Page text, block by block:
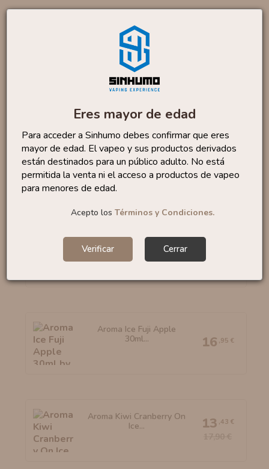
Eres mayor de edad
Para acceder a Sinhumo debes confirmar que eres
mayor de edad. El vapeo y sus productos derivados
están destinados para un público adulto. No está
permitida la venta ni el acceso a productos de vapeo
para menores de edad.
Acepto los Términos y Condiciones.
Verificar Cerrar
Productos similares
Aroma Pink 10ml By Full
Moon
Aroma Mexican Fried Ice...
16,90 €
Aroma Merengue 10ml By
Aroma Ice Fuji Apple
30ml...
16 ,95 €
Aroma Kiwi Cranberry On
Ice...
13 ,43 €